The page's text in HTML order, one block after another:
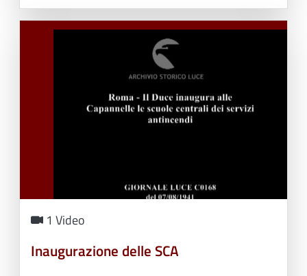
1 Video
Inaugurazione delle SCA